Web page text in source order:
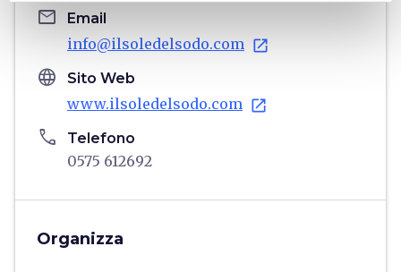
email Email
info@ilsoledelsodo.com open_in_new
language Sito Web
www.ilsoledelsodo.com open_in_new
phone Telefono
0575 612692
Organizza